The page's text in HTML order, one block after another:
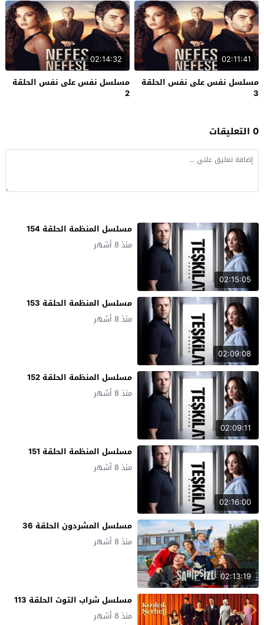
02:11:41
مسلسل نفس على نفس الحلقة
3
02:14:32
مسلسل نفس على نفس الحلقة
2
0 التعليقات
02:15:05
مسلسل المنظمة الحلقة 154
منذ 8 أشهر
02:09:08
مسلسل المنظمة الحلقة 153
منذ 8 أشهر
02:09:11
مسلسل المنظمة الحلقة 152
منذ 8 أشهر
02:16:00
مسلسل المنظمة الحلقة 151
منذ 8 أشهر
02:13:19
مسلسل المشردون الحلقة 36
منذ 8 أشهر
مسلسل شراب التوت الحلقة 113
منذ 8 أشهر